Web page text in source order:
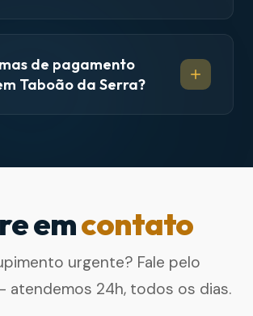
de pagamento
Taboão da Serra?
emcontato
urgente? Fale pelo
atendemos 24h, todos os dias.